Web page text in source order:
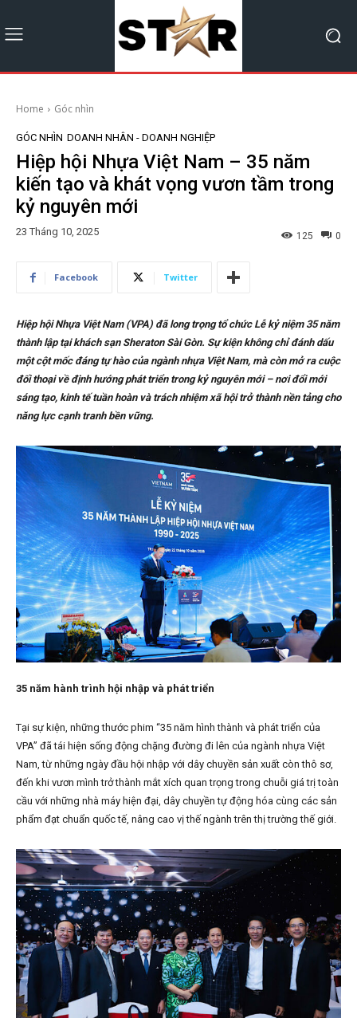
Home Góc nhìn
GÓC NHÌN DOANH NHÂN - DOANH NGHIỆP
Hiệp hội Nhựa Việt Nam – 35 năm
kiến tạo và khát vọng vươn tầm trong
kỷ nguyên mới
23 Tháng 10, 2025 0
125
Facebook Twitter
Hiệp hội Nhựa Việt Nam (VPA) đã long trọng tổ chức Lễ kỷ niệm 35 năm
thành lập tại khách sạn Sheraton Sài Gòn. Sự kiện không chỉ đánh dấu
một cột mốc đáng tự hào của ngành nhựa Việt Nam, mà còn mở ra cuộc
đối thoại về định hướng phát triển trong kỷ nguyên mới – nơi đổi mới
sáng tạo, kinh tế tuần hoàn và trách nhiệm xã hội trở thành nền tảng cho
năng lực cạnh tranh bền vững.
35 năm hành trình hội nhập và phát triển
Tại sự kiện, những thước phim “35 năm hình thành và phát triển của
VPA” đã tái hiện sống động chặng đường đi lên của ngành nhựa Việt
Nam, từ những ngày đầu hội nhập với dây chuyền sản xuất còn thô sơ,
đến khi vươn mình trở thành mắt xích quan trọng trong chuỗi giá trị toàn
cầu với những nhà máy hiện đại, dây chuyền tự động hóa cùng các sản
phẩm đạt chuẩn quốc tế, nâng cao vị thế ngành trên thị trường thế giới.